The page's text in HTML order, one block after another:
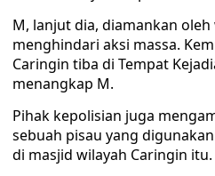
M, lanjut dia, diamankan
menghindari aksi massa.
Caringin tiba di Tempat
menangkap M.
Pihak kepolisian juga
sebuah pisau yang
di masjid wilayah Caringin itu.